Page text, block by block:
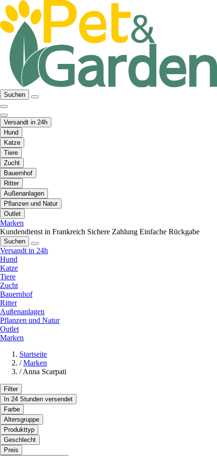
Suchen
Versandt in 24h
Hund
Katze
Tiere
Zucht
Bauernhof
Ritter
Außenanlagen
Pflanzen und Natur
Outlet
Marken
Kundendienst in Frankreich Sichere Zahlung Einfache Rückgabe
Suchen
Versandt in 24h
Hund
Katze
Tiere
Zucht
Bauernhof
Ritter
Außenanlagen
Pflanzen und Natur
Outlet
Marken
Startseite
/ Marken
/ Anna Scarpati
Filter
In 24 Stunden versendet
Farbe
Altersgruppe
Produkttyp
Geschlecht
Preis